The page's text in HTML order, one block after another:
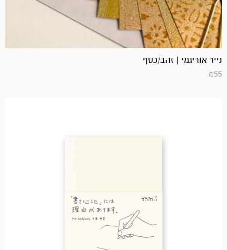
נייר אוריגמי | זהב/כסף
₪55